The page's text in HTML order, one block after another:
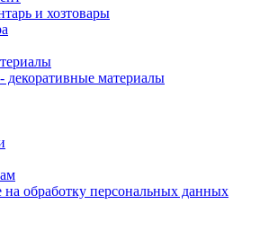
и хозтовары
декоративные материалы
на обработку персональных данных